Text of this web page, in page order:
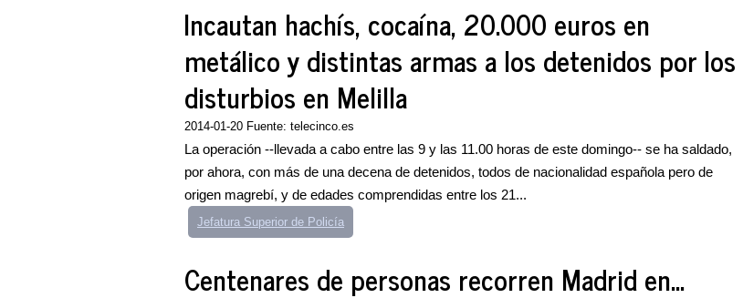
Incautan hachís, cocaína, 20.000 euros en
metálico y distintas armas a los detenidos por los
disturbios en Melilla
2014-01-20 Fuente: telecinco.es
La operación --llevada a cabo entre las 9 y las 11.00 horas de este domingo-- se ha saldado,
por ahora, con más de una decena de detenidos, todos de nacionalidad española pero de
origen magrebí, y de edades comprendidas entre los 21...
Jefatura Superior de Policía
Centenares de personas recorren Madrid en...